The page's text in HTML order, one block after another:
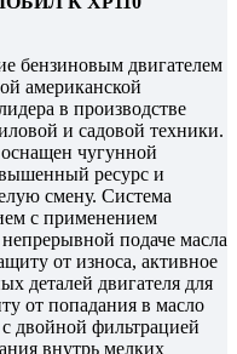
бензиновым двигателем
американской
в производстве
и садовой техники.
чугунной
ресурс и
смену. Система
с применением
подаче масла
от износа, активное
деталей двигателя для
от попадания в масло
двойной фильтрацией
внутрь мелких